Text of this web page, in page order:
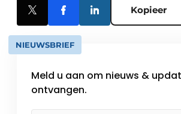
Kopieer
NIEUWSBRIEF
Meld u aan om nieuws &
ontvangen.